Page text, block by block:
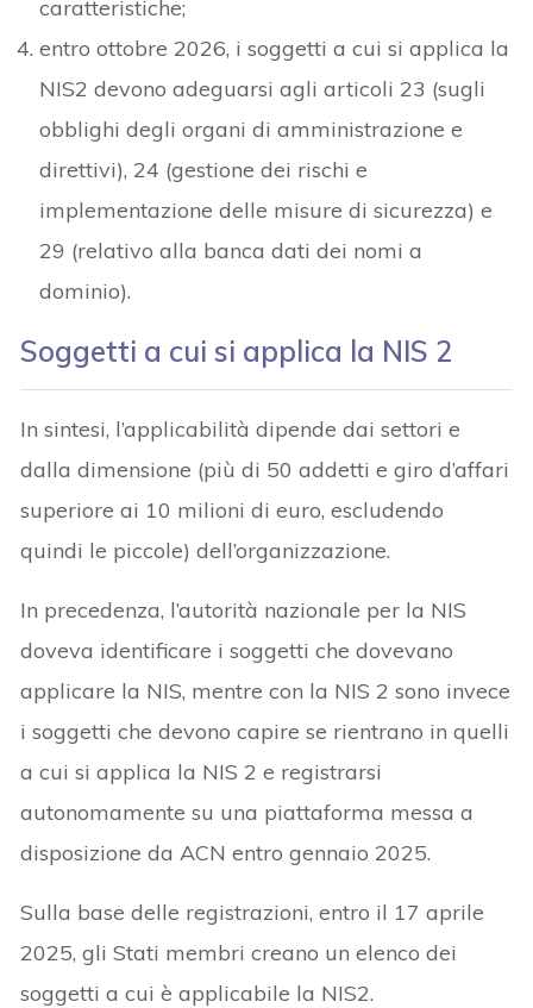
caratteristiche;
entro ottobre 2026, i soggetti a cui si applica la
NIS2 devono adeguarsi agli articoli 23 (sugli
obblighi degli organi di amministrazione e
direttivi), 24 (gestione dei rischi e
implementazione delle misure di sicurezza) e
29 (relativo alla banca dati dei nomi a
dominio).
Soggetti a cui si applica la NIS 2
In sintesi, l’applicabilità dipende dai settori e
dalla dimensione (più di 50 addetti e giro d’affari
superiore ai 10 milioni di euro, escludendo
quindi le piccole) dell’organizzazione.
In precedenza, l’autorità nazionale per la NIS
doveva identificare i soggetti che dovevano
applicare la NIS, mentre con la NIS 2 sono invece
i soggetti che devono capire se rientrano in quelli
a cui si applica la NIS 2 e registrarsi
autonomamente su una piattaforma messa a
disposizione da ACN entro gennaio 2025.
Sulla base delle registrazioni, entro il 17 aprile
2025, gli Stati membri creano un elenco dei
soggetti a cui è applicabile la NIS2.